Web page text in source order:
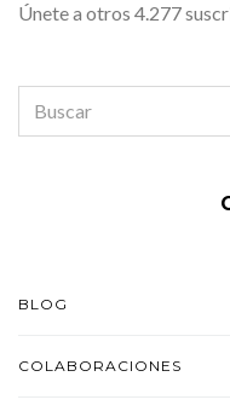
Únete a otros 4.277
FOR:
BLOG
COLABORACIONES